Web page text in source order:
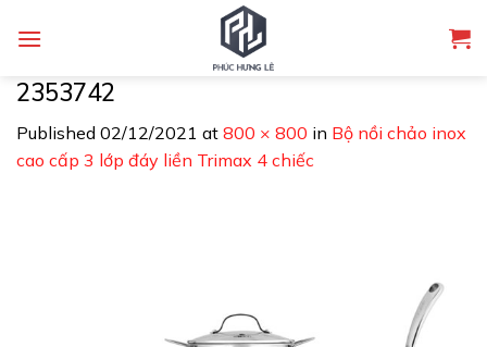
2353742
Published 02/12/2021 at 800 × 800 in Bộ nồi chảo inox
cao cấp 3 lớp đáy liền Trimax 4 chiếc